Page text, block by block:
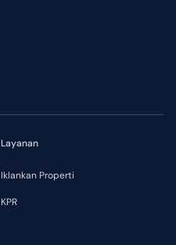
Layanan
Iklankan Properti
KPR